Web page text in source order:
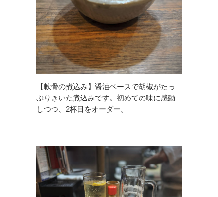
【軟骨の煮込み】醤油ベースで胡椒がたっ
ぷりきいた煮込みです。初めての味に感動
しつつ、2杯目をオーダー。